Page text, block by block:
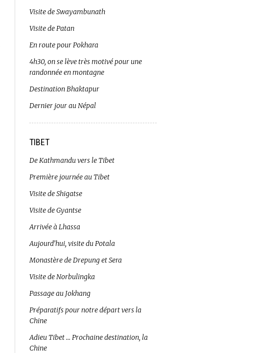
Visite de Swayambunath
Visite de Patan
En route pour Pokhara
4h30, on se lève très motivé pour une
randonnée en montagne
Destination Bhaktapur
Dernier jour au Népal
TIBET
De Kathmandu vers le Tibet
Première journée au Tibet
Visite de Shigatse
Visite de Gyantse
Arrivée à Lhassa
Aujourd’hui, visite du Potala
Monastère de Drepung et Sera
Visite de Norbulingka
Passage au Jokhang
Préparatifs pour notre départ vers la
Chine
Adieu Tibet … Prochaine destination, la
Chine